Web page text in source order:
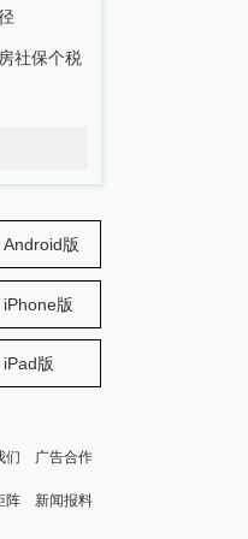
社保个税
Android版
iPhone版
iPad版
们 广告合作
阵 新闻报料